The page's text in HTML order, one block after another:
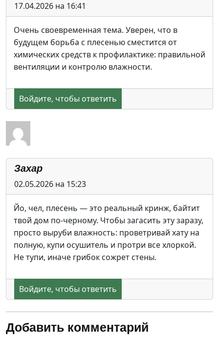
17.04.2026 на 16:41
Очень своевременная тема. Уверен, что в
будущем борьба с плесенью сместится от
химических средств к профилактике: правильной
вентиляции и контролю влажности.
Войдите, чтобы ответить
Захар
02.05.2026 на 15:23
Йо, чел, плесень — это реальный кринж, байтит
твой дом по-черному. Чтобы загасить эту заразу,
просто выруби влажность: проветривай хату на
полную, купи осушитель и протри все хлоркой.
Не тупи, иначе грибок сожрет стены.
Войдите, чтобы ответить
Добавить комментарий